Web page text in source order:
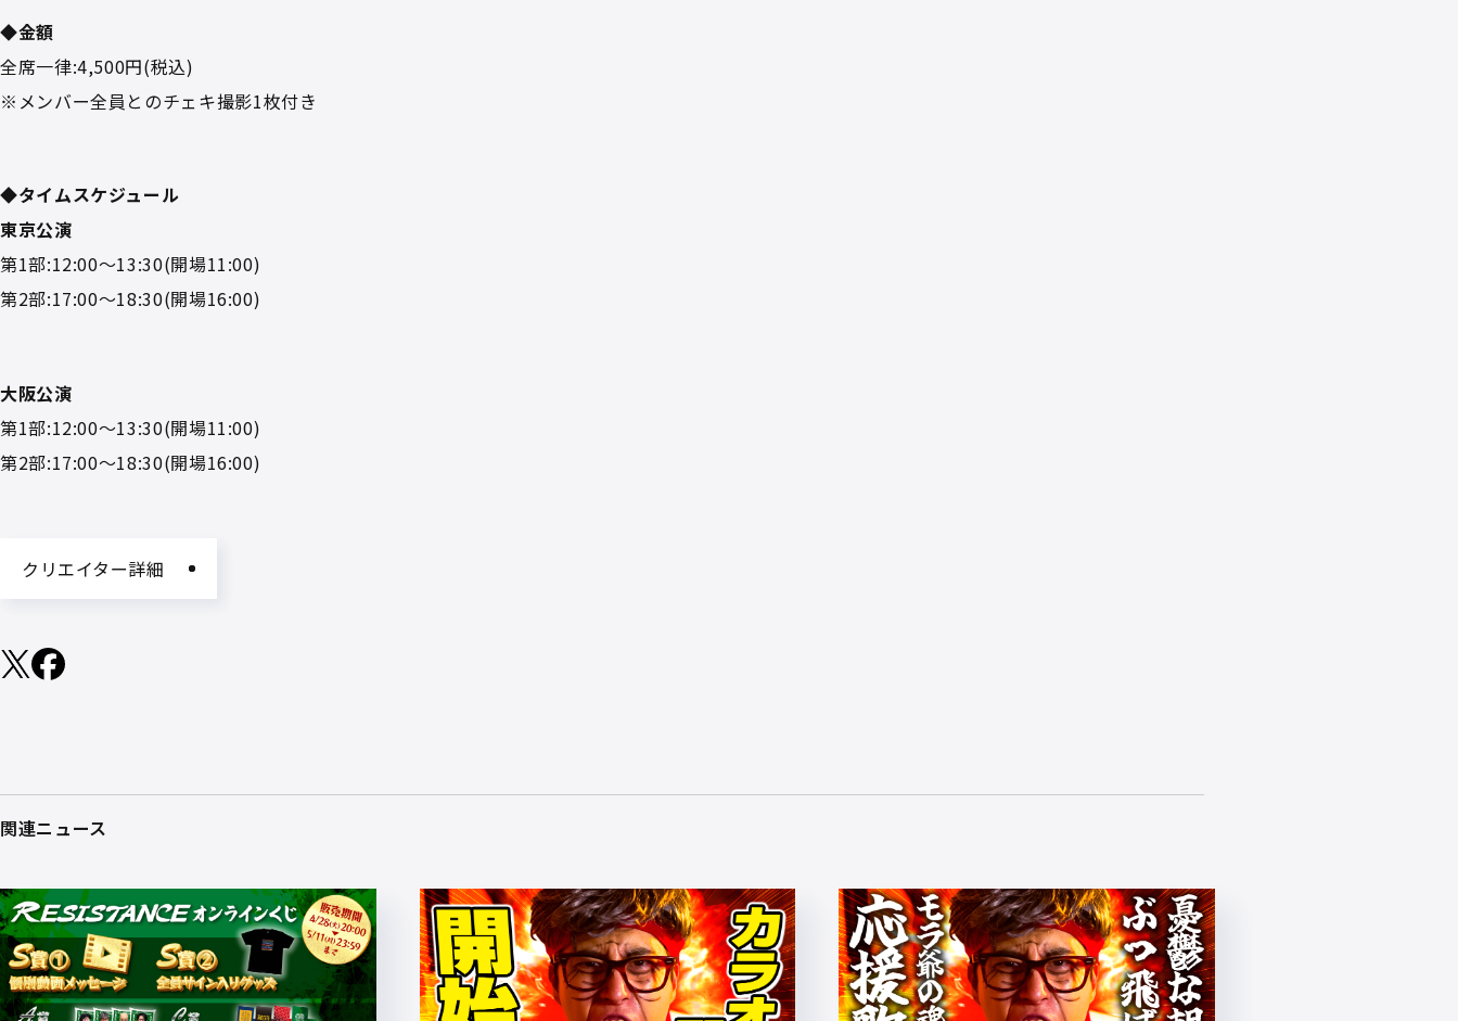
◆金額
全席一律:4,500円(税込)
※メンバー全員とのチェキ撮影1枚付き
◆タイムスケジュール
東京公演
第1部:12:00～13:30(開場11:00)
第2部:17:00～18:30(開場16:00)
大阪公演
第1部:12:00～13:30(開場11:00)
第2部:17:00～18:30(開場16:00)
クリエイター詳細
関連ニュース